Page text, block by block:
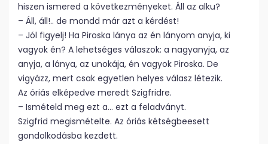
hiszen ismered a következményeket. Áll az alku?
– Áll, áll!.. de mondd már azt a kérdést!
– Jól figyelj! Ha Piroska lánya az én lányom anyja, ki
vagyok én? A lehetséges válaszok: a nagyanyja, az
anyja, a lánya, az unokája, én vagyok Piroska. De
vigyázz, mert csak egyetlen helyes válasz létezik.
Az óriás elképedve meredt Szigfridre.
– Ismételd meg ezt a… ezt a feladványt.
Szigfrid megismételte. Az óriás kétségbeesett
gondolkodásba kezdett.